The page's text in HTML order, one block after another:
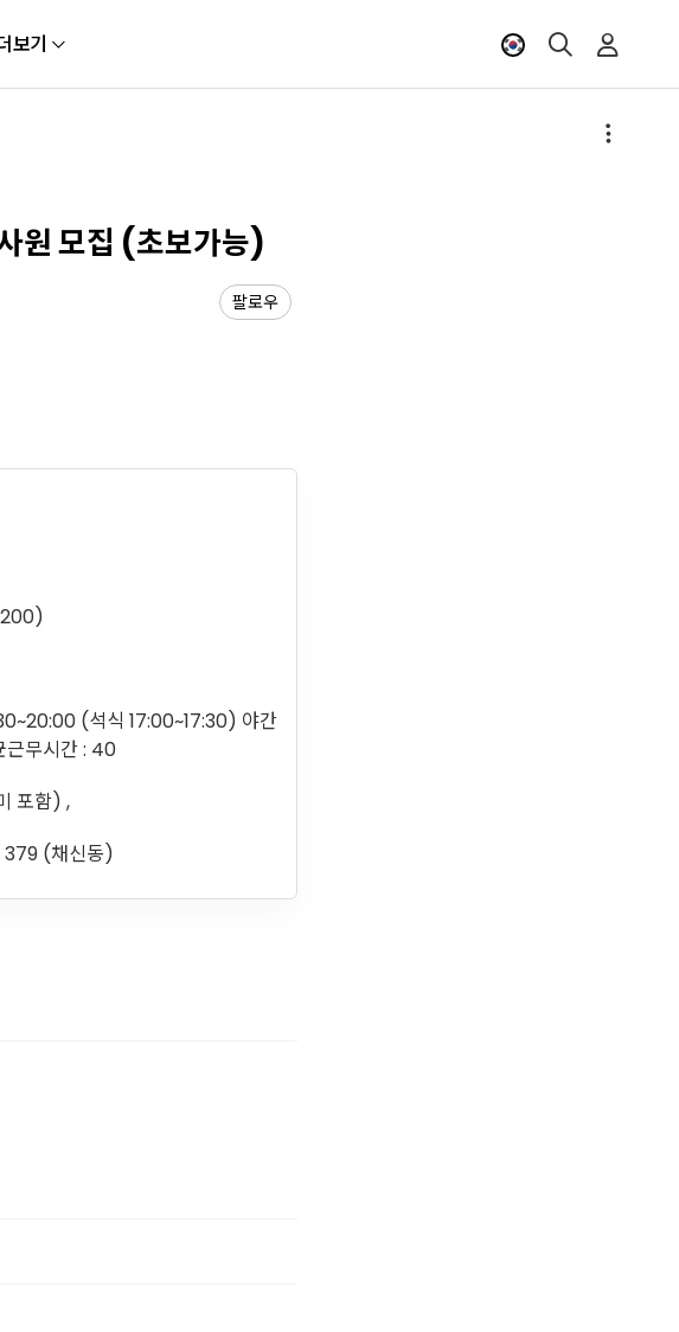
보기
원 모집 (초보가능)
팔로우
(석식 17:00~17:30) 야간
근무시간 : 40
포함) ,
379 (채신동)